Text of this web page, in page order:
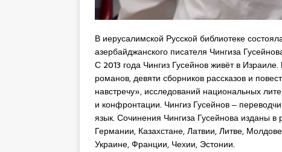
В иерусалимской Русской библиотеке
азербайджанского писателя Чингиза
С 2013 года Чингиз Гусейнов живёт в
романов, девяти сборников рассказов и
навстречу», исследований национальных
и конфронтации. Чингиз Гусейнов ‒
язык. Сочинения Чингиза Гусейнова изданы
Германии, Казахстане, Латвии, Литве,
Украине, Франции, Чехии, Эстонии.